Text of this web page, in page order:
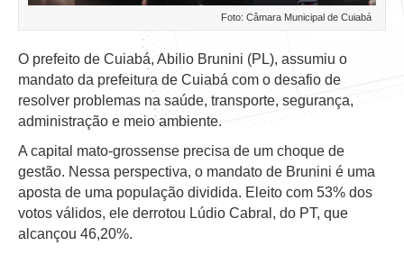
Foto: Câmara Municipal de Cuiabá
O prefeito de Cuiabá, Abilio Brunini (PL), assumiu o
mandato da prefeitura de Cuiabá com o desafio de
resolver problemas na saúde, transporte, segurança,
administração e meio ambiente.
A capital mato-grossense precisa de um choque de
gestão. Nessa perspectiva, o mandato de Brunini é uma
aposta de uma população dividida. Eleito com 53% dos
votos válidos, ele derrotou Lúdio Cabral, do PT, que
alcançou 46,20%.